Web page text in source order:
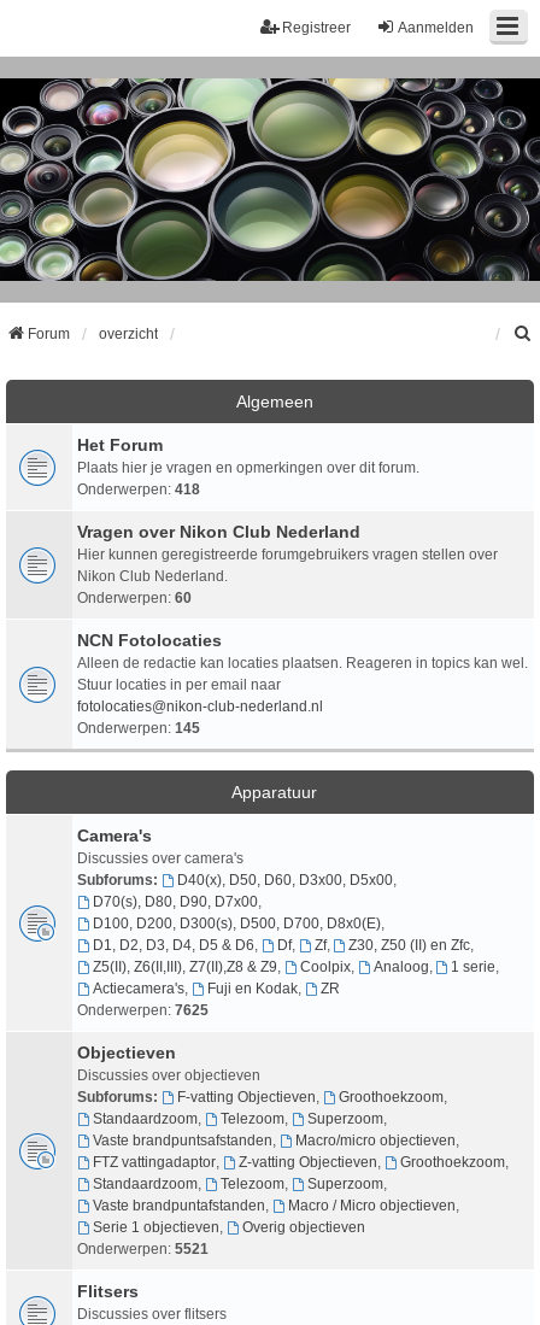
Aanmelden
Registreer
Forum overzicht
Algemeen
Het Forum
Plaats hier je vragen en opmerkingen over dit forum.
Onderwerpen: 418
Vragen over Nikon Club Nederland
Hier kunnen geregistreerde forumgebruikers vragen stellen over
Nikon Club Nederland.
Onderwerpen: 60
NCN Fotolocaties
Alleen de redactie kan locaties plaatsen. Reageren in topics kan wel.
Stuur locaties in per email naar
fotolocaties@nikon-club-nederland.nl
Onderwerpen: 145
Apparatuur
Camera's
Discussies over camera's
Subforums:
D40(x), D50, D60, D3x00, D5x00,
D70(s), D80, D90, D7x00,
D100, D200, D300(s), D500, D700, D8x0(E),
D1, D2, D3, D4, D5 & D6
Df, Zf, Z30, Z50 (II) en Zfc
Z5(II), Z6(II,III), Z7(II),Z8 & Z9
Coolpix, Analoog 1 serie
Actiecamera's, Fuji en Kodak,
ZR
Onderwerpen: 7625
Objectieven
Discussies over objectieven
Subforums:
F-vatting Objectieven Groothoekzoom,
Standaardzoom, Telezoom, Superzoom,
Vaste brandpuntsafstanden
Macro/micro objectieven
FTZ vattingadaptor, Z-vatting Objectieven Groothoekzoom,
Standaardzoom, Telezoom, Superzoom,
Vaste brandpuntafstanden
Macro / Micro objectieven
Serie 1 objectieven
Overig objectieven
Onderwerpen: 5521
Flitsers
Discussies over flitsers